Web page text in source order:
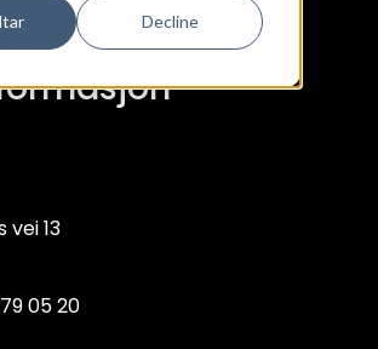
Decline
vei 13
05 20